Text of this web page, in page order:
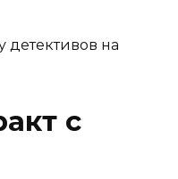
на
с